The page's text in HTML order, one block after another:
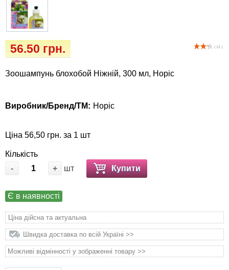
( 12 )
56.50 грн.
Зоошампунь блохобой Ніжній, 300 мл, Норіс
Виробник/Бренд/ТМ: Норіс
Ціна 56,50 грн. за 1 шт
Кількість
-
+ шт Купити
Є в наявності
Ціна дійсна та актуальна
Швидка доставка по всій Україні >>
Можливі відмінності у зображенні товару >>
Ласощі та корма
собак
Лежаки, будиночки, охолоджуючи
Післяопераційні засоби та витратні
Товари для голубів
Товари для гризунів